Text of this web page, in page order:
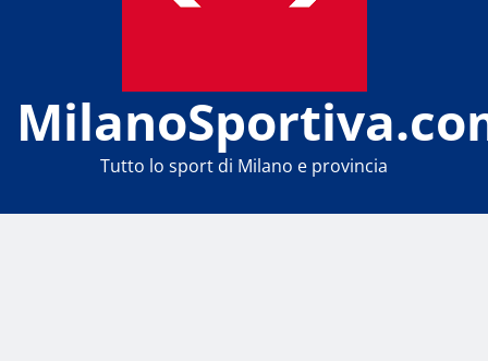
Tutto lo sport di Milano e provincia